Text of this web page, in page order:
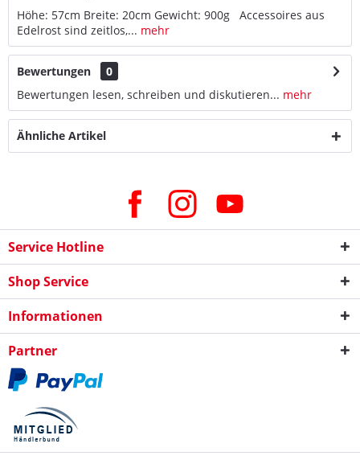
Höhe: 57cm Breite: 20cm Gewicht: 900g Accessoires aus
Edelrost sind zeitlos,... mehr
Bewertungen
0
Bewertungen lesen, schreiben und diskutieren... mehr
Ähnliche Artikel
Service Hotline
Shop Service
Informationen
Partner